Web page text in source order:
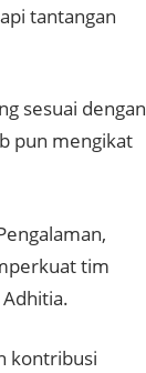
tantangan
sesuai dengan
pun mengikat
tim
kontribusi